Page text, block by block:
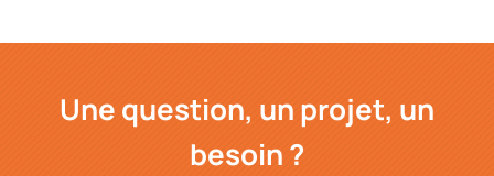
Une question, un projet, un
besoin ?